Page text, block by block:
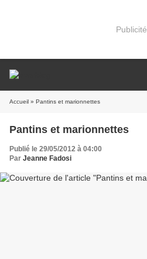
Publicité
Accueil » Pantins et marionnettes
Pantins et marionnettes
Publié le 29/05/2012 à 04:00
Par Jeanne Fadosi